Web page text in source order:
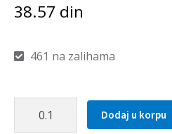
38.57 din
461 na zalihama
Dodaj u korpu